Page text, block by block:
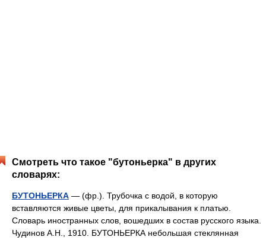
Смотреть что такое "бутоньерка" в других
словарях:
БУТОНЬЕРКА — (фр.). Трубочка с водой, в которую
вставляются живые цветы, для прикалывания к платью.
Словарь иностранных слов, вошедших в состав русского языка.
Чудинов А.Н., 1910. БУТОНЬЕРКА небольшая стеклянная